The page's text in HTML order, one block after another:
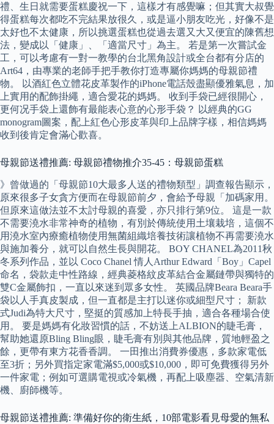
禮、生日就需要蛋糕慶祝一下，這樣才有感覺嘛；但其實大叔覺
得蛋糕每次都吃不完結果放很久，或是逼小朋友吃光，好像不是
太好也不太健康，所以挑選蛋糕也從過去選又大又便宜的陳舊想
法，變成以「健康」、「適當尺寸」為主。 若是第一次嘗試金
工，可以考慮有一對一教學的台北黑角設計或全台都有分店的
Art64，由專業的老師手把手教你打造專屬你媽媽的母親節禮
物。 以酒紅色立體花皮革製作的iPhone電話殼盡顯優雅氣息，加
上實用的配飾掛繩，適合愛花的媽媽。 收到手袋已經很開心，
更何况手袋上還飾有最能表心意的心形手袋？ 以經典的GG
monogram圖案，配上紅色心形皮革與印上品牌字樣，相信媽媽
收到後肯定會滿心歡喜。
母親節送禮推薦: 母親節禮物推介35-45：母親節蛋糕
》曾做過的「母親節10大最多人送的禮物類型」調查報告顯示，
原來很多子女貪方便而在母親節前夕，會給予母親「加碼家用。
但原來這做法並不太討母親的喜愛，亦只排行第9位。 這是一款
不需要澆水非常神奇的植物，有別於傳統使用土壤栽培，這個不
用澆水室內療癒植物使用無菌組織培養技術讓植物不再需要澆水
與施加養分，就可以自然生長與開花。 BOY CHANEL為2011秋
冬系列作品，並以 Coco Chanel 情人Arthur Edward「Boy」Capel
命名，袋款走中性路線，經典菱格紋皮革結合金屬鏈帶與獨特的
雙C金屬飾扣，一直以來迷到眾多女性。 英國品牌Beara Beara手
袋以人手真皮製成，但一直都是主打以迷你或細型尺寸； 新款
式Judi為特大尺寸，堅挺的質感加上特長手抽，適合各種場合使
用。 要是媽媽有化妝習慣的話，不妨送上ALBION的睫毛膏，
幫助她還原Bling Bling眼，睫毛膏有別與其他品牌，質地輕盈之
餘，更帶有東方花香香調。 一田推出消費券優惠，多款家電低
至3折；另外買指定家電滿$5,000或$10,000，即可免費獲得另外
一件家電；例如可選購電視或冷氣機，再配上吸塵器、空氣清新
機、廚師機等。
母親節送禮推薦: 準備好你的衛生紙，10部電影看見母愛的無私